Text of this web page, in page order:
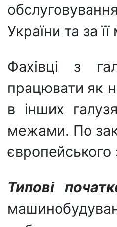
України та за
Фахівці з
працювати як
в інших
межами. По
європейського
Типові